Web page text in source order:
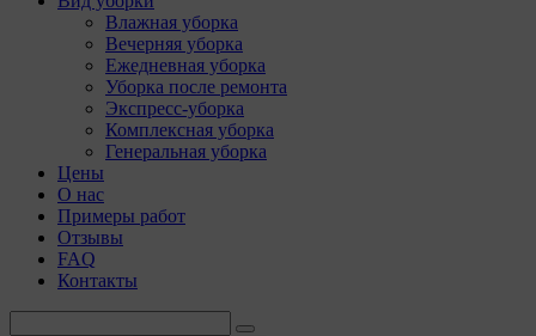
Влажная уборка
Вечерняя уборка
Ежедневная уборка
Уборка после ремонта
Экспресс-уборка
Комплексная уборка
Генеральная уборка
Цены
О нас
Примеры работ
Отзывы
FAQ
Контакты